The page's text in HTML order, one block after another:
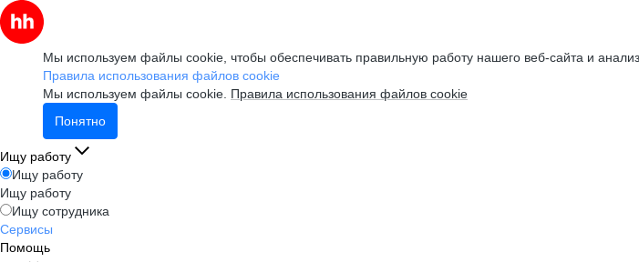
Мы используем файлы cookie, чтобы обеспечивать правильную работу нашего веб-сайта и
Правила использования файлов cookie
Мы используем файлы cookie. Правила использования файлов cookie
Понятно
Ищу работу
Ищу работу
Ищу работу
Ищу сотрудника
Сервисы
Помощь